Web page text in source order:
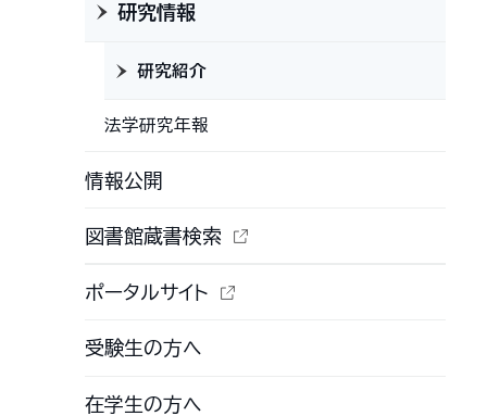
研究情報
研究紹介
法学研究年報
情報公開
図書館蔵書検索
ポータルサイト
受験生の方へ
在学生の方へ